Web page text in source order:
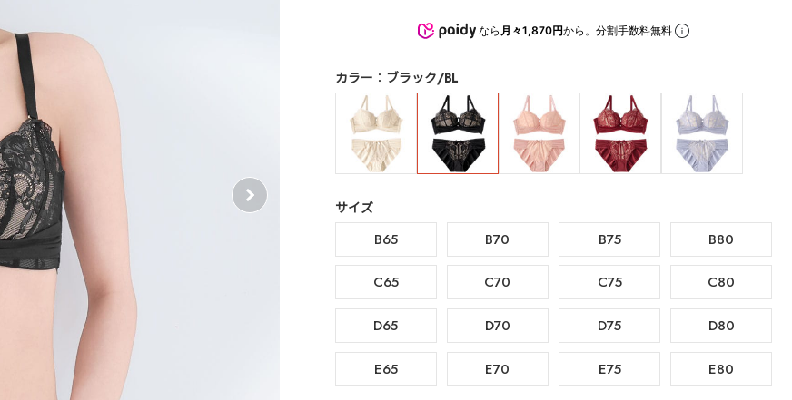
なら 月々1,870円から。分割手数料無料
カラー ブラック/BL
サイズ
B65 B70 B75 B80
C65 C70 C75 C80
D65 D70 D75 D80
E65 E70 E75 E80